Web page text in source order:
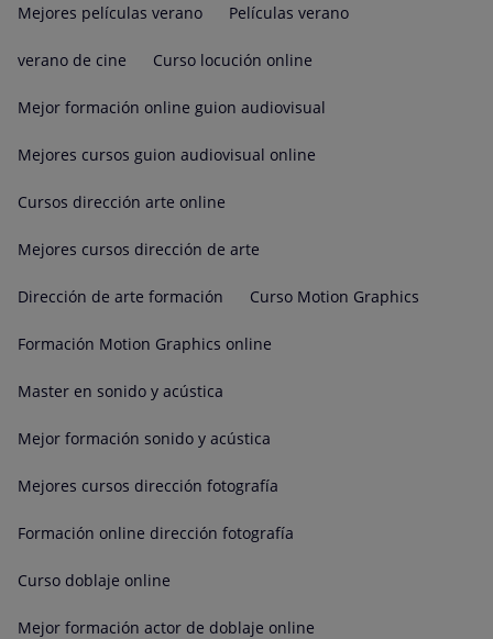
Mejores películas verano Películas verano
verano de cine Curso locución online
Mejor formación online guion audiovisual
Mejores cursos guion audiovisual online
Cursos dirección arte online
Mejores cursos dirección de arte
Dirección de arte formación Curso Motion Graphics
Formación Motion Graphics online
Master en sonido y acústica
Mejor formación sonido y acústica
Mejores cursos dirección fotografía
Formación online dirección fotografía
Curso doblaje online
Mejor formación actor de doblaje online